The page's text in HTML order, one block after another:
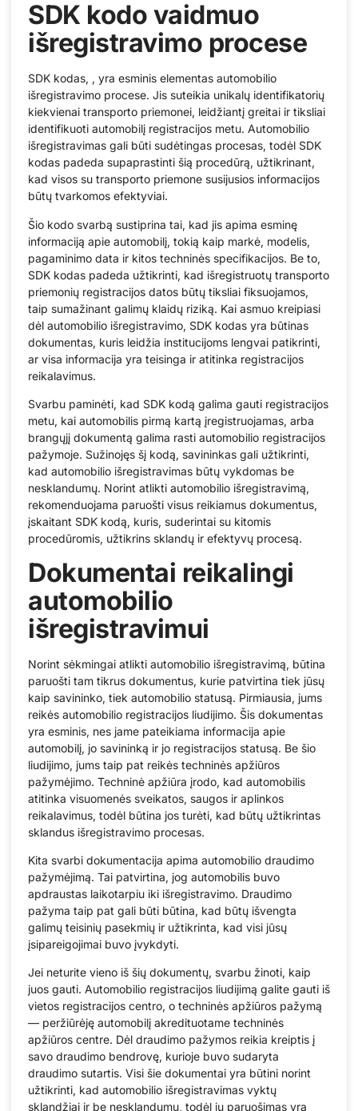
SDK kodo vaidmuo
išregistravimo procese
SDK kodas, , yra esminis elementas automobilio
išregistravimo procese. Jis suteikia unikalų identifikatorių
kiekvienai transporto priemonei, leidžiantį greitai ir tiksliai
identifikuoti automobilį registracijos metu. Automobilio
išregistravimas gali būti sudėtingas procesas, todėl SDK
kodas padeda supaprastinti šią procedūrą, užtikrinant,
kad visos su transporto priemone susijusios informacijos
būtų tvarkomos efektyviai.
Šio kodo svarbą sustiprina tai, kad jis apima esminę
informaciją apie automobilį, tokią kaip markė, modelis,
pagaminimo data ir kitos techninės specifikacijos. Be to,
SDK kodas padeda užtikrinti, kad išregistruotų transporto
priemonių registracijos datos būtų tiksliai fiksuojamos,
taip sumažinant galimų klaidų riziką. Kai asmuo kreipiasi
dėl automobilio išregistravimo, SDK kodas yra būtinas
dokumentas, kuris leidžia institucijoms lengvai patikrinti,
ar visa informacija yra teisinga ir atitinka registracijos
reikalavimus.
Svarbu paminėti, kad SDK kodą galima gauti registracijos
metu, kai automobilis pirmą kartą įregistruojamas, arba
brangųjį dokumentą galima rasti automobilio registracijos
pažymoje. Sužinojęs šį kodą, savininkas gali užtikrinti,
kad automobilio išregistravimas būtų vykdomas be
nesklandumų. Norint atlikti automobilio išregistravimą,
rekomenduojama paruošti visus reikiamus dokumentus,
įskaitant SDK kodą, kuris, suderintai su kitomis
procedūromis, užtikrins sklandų ir efektyvų procesą.
Dokumentai reikalingi
automobilio
išregistravimui
Norint sėkmingai atlikti automobilio išregistravimą, būtina
paruošti tam tikrus dokumentus, kurie patvirtina tiek jūsų
kaip savininko, tiek automobilio statusą. Pirmiausia, jums
reikės automobilio registracijos liudijimo. Šis dokumentas
yra esminis, nes jame pateikiama informacija apie
automobilį, jo savininką ir jo registracijos statusą. Be šio
liudijimo, jums taip pat reikės techninės apžiūros
pažymėjimo. Techninė apžiūra įrodo, kad automobilis
atitinka visuomenės sveikatos, saugos ir aplinkos
reikalavimus, todėl būtina jos turėti, kad būtų užtikrintas
sklandus išregistravimo procesas.
Kita svarbi dokumentacija apima automobilio draudimo
pažymėjimą. Tai patvirtina, jog automobilis buvo
apdraustas laikotarpiu iki išregistravimo. Draudimo
pažyma taip pat gali būti būtina, kad būtų išvengta
galimų teisinių pasekmių ir užtikrinta, kad visi jūsų
įsipareigojimai buvo įvykdyti.
Jei neturite vieno iš šių dokumentų, svarbu žinoti, kaip
juos gauti. Automobilio registracijos liudijimą galite gauti iš
vietos registracijos centro, o techninės apžiūros pažymą
— peržiūrėję automobilį akredituotame techninės
apžiūros centre. Dėl draudimo pažymos reikia kreiptis į
savo draudimo bendrovę, kurioje buvo sudaryta
draudimo sutartis. Visi šie dokumentai yra būtini norint
užtikrinti, kad automobilio išregistravimas vyktų
sklandžiai ir be nesklandumų, todėl jų paruošimas yra